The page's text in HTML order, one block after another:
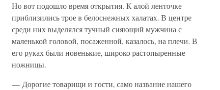
Но вот подошло время открытия. К алой ленточке
приблизились трое в белоснежных халатах. В центре
среди них выделялся тучный сияющий мужчина с
маленькой головой, посаженной, казалось, на плечи. В
его руках были новенькие, широко растопыренные
ножницы.
— Дорогие товарищи и гости, само название нашего